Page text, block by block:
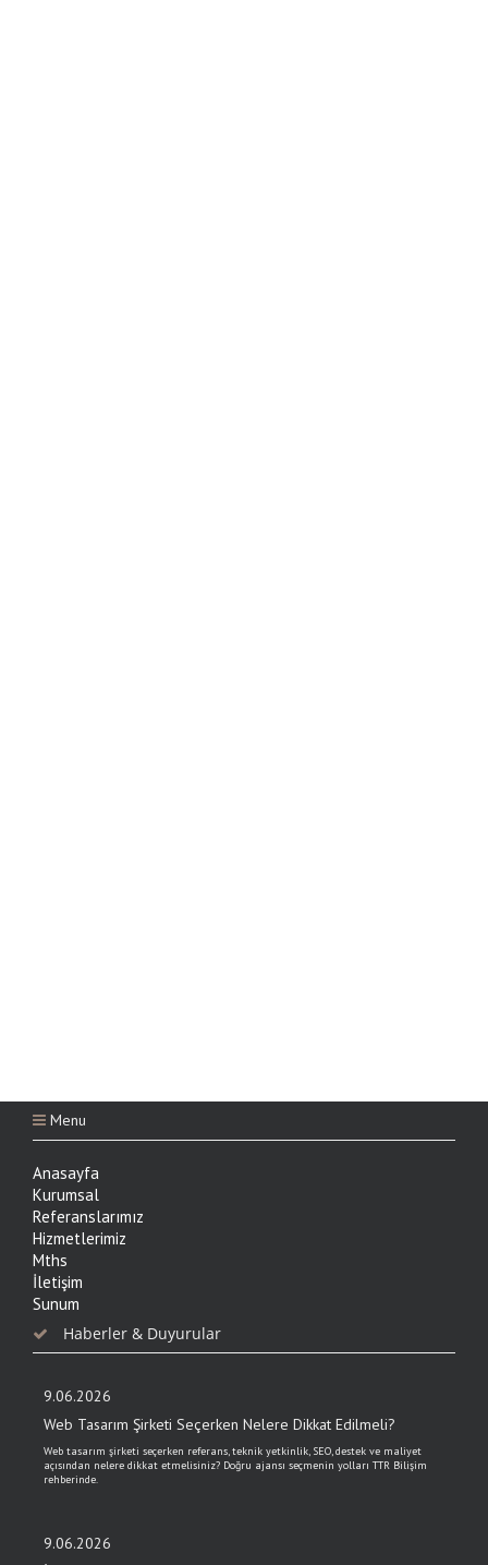
Menu
Anasayfa
Kurumsal
Referanslarımız
Hizmetlerimiz
Mths
İletişim
Sunum
Haberler & Duyurular
9.06.2026
Web Tasarım Şirketi Seçerken Nelere Dikkat Edilmeli?
Web tasarım şirketi seçerken referans, teknik yetkinlik, SEO, destek ve maliyet
açısından nelere dikkat etmelisiniz? Doğru ajansı seçmenin yolları TTR Bilişim
rehberinde.
9.06.2026